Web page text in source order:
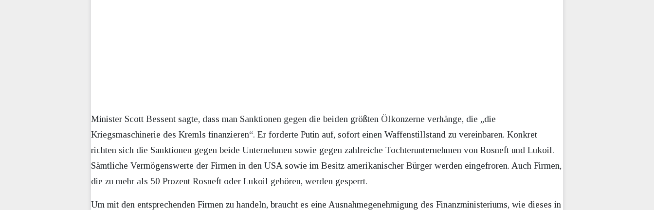
Minister Scott Bessent sagte, dass man Sanktionen gegen die beiden größten Ölkonzerne verhänge, die „die
Kriegsmaschinerie des Kremls finanzieren“. Er forderte Putin auf, sofort einen Waffenstillstand zu vereinbaren. Konkret
richten sich die Sanktionen gegen beide Unternehmen sowie gegen zahlreiche Tochterunternehmen von Rosneft und Lukoil.
Sämtliche Vermögenswerte der Firmen in den USA sowie im Besitz amerikanischer Bürger werden eingefroren. Auch Firmen,
die zu mehr als 50 Prozent Rosneft oder Lukoil gehören, werden gesperrt.
Um mit den entsprechenden Firmen zu handeln, braucht es eine Ausnahmegenehmigung des Finanzministeriums, wie dieses in